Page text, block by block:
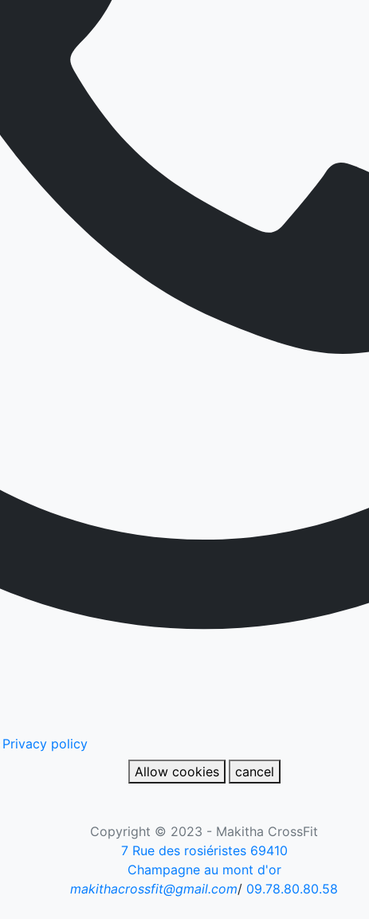
Privacy policy
Allow cookies
cancel
Copyright © 2023 - Makitha CrossFit
7 Rue des rosiéristes 69410
Champagne au mont d'or
makithacrossfit@gmail.com/ 09.78.80.80.58